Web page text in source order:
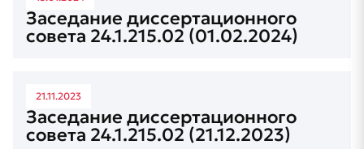
Заседание диссертационного
совета 24.1.215.02 (01.02.2024)
21.11.2023
Заседание диссертационного
совета 24.1.215.02 (21.12.2023)